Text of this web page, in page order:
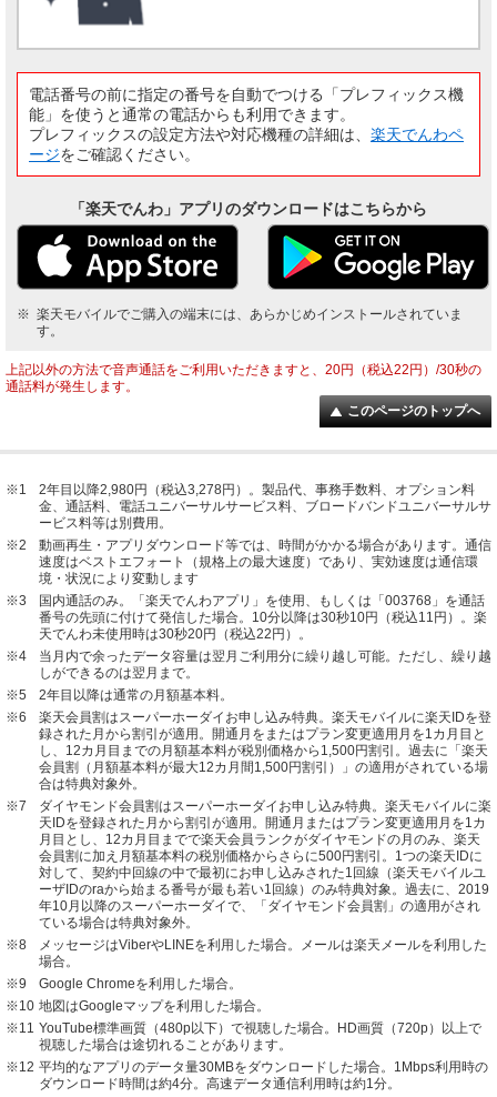
電話番号の前に指定の番号を自動でつける「プレフィックス機
能」を使うと通常の電話からも利用できます。
プレフィックスの設定方法や対応機種の詳細は、 楽天でんわペ
ージをご確認ください。
「楽天でんわ」アプリのダウンロードはこちらから
※ 楽天モバイルでご購入の端末には、あらかじめインストールされていま
す。
上記以外の方法で音声通話をご利用いただきますと、20円（税込22円）/30秒の
通話料が発生します。
このページのトップへ
※1
2年目以降2,980円（税込3,278円）。製品代、事務手数料、オプション料
金、通話料、電話ユニバーサルサービス料、ブロードバンドユニバーサルサ
ービス料等は別費用。
※2
動画再生・アプリダウンロード等では、時間がかかる場合があります。通信
速度はベストエフォート（規格上の最大速度）であり、実効速度は通信環
境・状況により変動します
※3
国内通話のみ。「楽天でんわアプリ」を使用、もしくは「003768」を通話
番号の先頭に付けて発信した場合。10分以降は30秒10円（税込11円）。楽
天でんわ未使用時は30秒20円（税込22円）。
※4
当月内で余ったデータ容量は翌月ご利用分に繰り越し可能。ただし、繰り越
しができるのは翌月まで。
※5
2年目以降は通常の月額基本料。
※6
楽天会員割はスーパーホーダイお申し込み特典。楽天モバイルに楽天IDを登
録された月から割引が適用。開通月をまたはプラン変更適用月を1カ月目と
し、12カ月目までの月額基本料が税別価格から1,500円割引。過去に「楽天
会員割（月額基本料が最大12カ月間1,500円割引）」の適用がされている場
合は特典対象外。
※7
ダイヤモンド会員割はスーパーホーダイお申し込み特典。楽天モバイルに楽
天IDを登録された月から割引が適用。開通月またはプラン変更適用月を1カ
月目とし、12カ月目までで楽天会員ランクがダイヤモンドの月のみ、楽天
会員割に加え月額基本料の税別価格からさらに500円割引。1つの楽天IDに
対して、契約中回線の中で最初にお申し込みされた1回線（楽天モバイルユ
ーザIDのraから始まる番号が最も若い1回線）のみ特典対象。過去に、2019
年10月以降のスーパーホーダイで、「ダイヤモンド会員割」の適用がされ
ている場合は特典対象外。
※8
メッセージはViberやLINEを利用した場合。メールは楽天メールを利用した
場合。
※9
Google Chromeを利用した場合。
※10 地図はGoogleマップを利用した場合。
※11 YouTube標準画質（480p以下）で視聴した場合。HD画質（720p）以上で
視聴した場合は途切れることがあります。
※12 平均的なアプリのデータ量30MBをダウンロードした場合。1Mbps利用時の
ダウンロード時間は約4分。高速データ通信利用時は約1分。